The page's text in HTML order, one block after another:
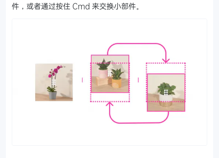
件，或者通过按住 Cmd 来交换小部件。